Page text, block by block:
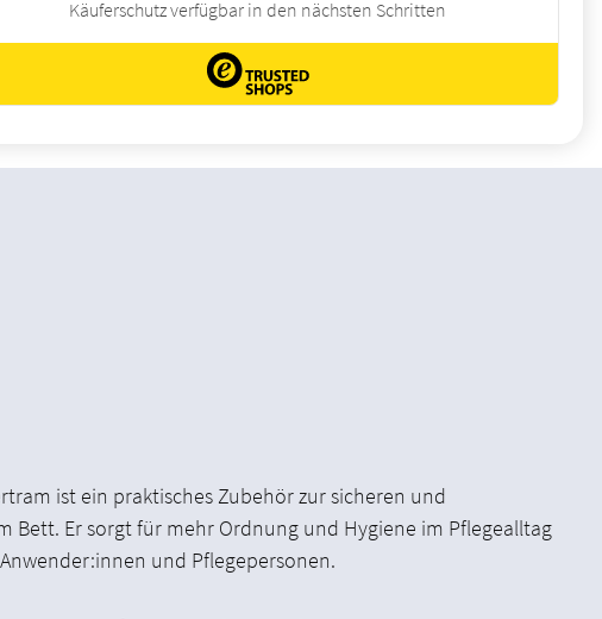
ist ein praktisches Zubehör zur sicheren und
Bett. Er sorgt für mehr Ordnung und Hygiene im Pflegealltag
und Pflegepersonen.